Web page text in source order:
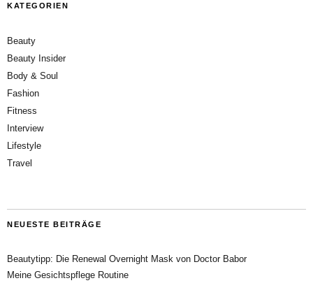
KATEGORIEN
Beauty
Beauty Insider
Body & Soul
Fashion
Fitness
Interview
Lifestyle
Travel
NEUESTE BEITRÄGE
Beautytipp: Die Renewal Overnight Mask von Doctor Babor
Meine Gesichtspflege Routine